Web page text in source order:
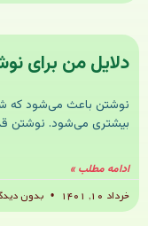
دلایل من برای
نوشتن باعث می‌شود که
بیشتری می‌شود. نوشتن
ادامه مطلب »
خرداد ۱۰, ۱۴۰۱
بدون